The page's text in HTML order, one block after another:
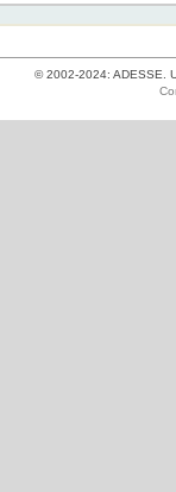
© 2002-2024: ADESSE.